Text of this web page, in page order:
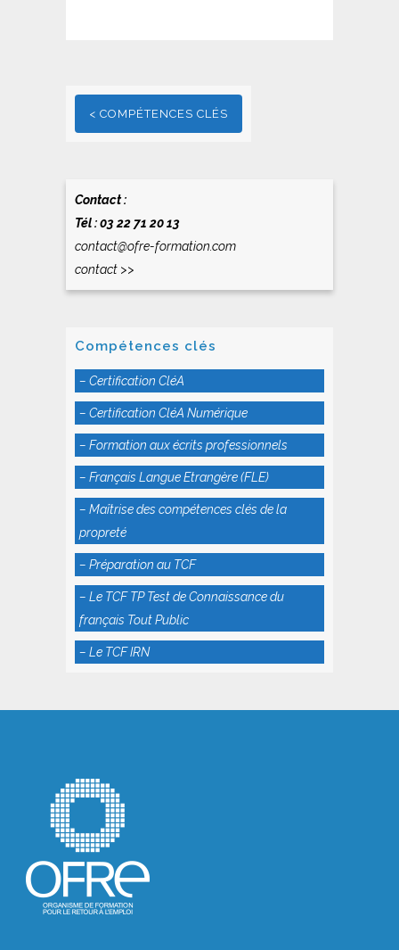
< COMPÉTENCES CLÉS
Contact :
Tél : 03 22 71 20 13
contact@ofre-formation.com
contact >>
Compétences clés
– Certification CléA
– Certification CléA Numérique
– Formation aux écrits professionnels
– Français Langue Etrangère (FLE)
– Maîtrise des compétences clés de la
propreté
– Préparation au TCF
– Le TCF TP Test de Connaissance du
français Tout Public
– Le TCF IRN